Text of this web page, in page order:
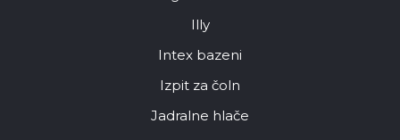
Illy
Intex bazeni
Izpit za čoln
Jadralne hlače